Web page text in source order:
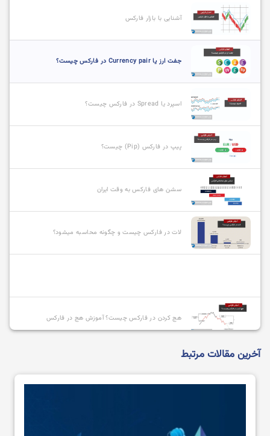
آشنایی با بازار فارکس
جفت ارز یا Currency pair در فارکس چیست؟
اسپرد یا Spread در فارکس چیست؟
پیپ در فارکس (Pip) چیست؟
سشن های فارکس به وقت ایران
لات در فارکس چیست و چگونه محاسبه میشود؟
هج کردن در فارکس چیست؟ آموزش هج در فارکس
آخرین مقالات مرتبط